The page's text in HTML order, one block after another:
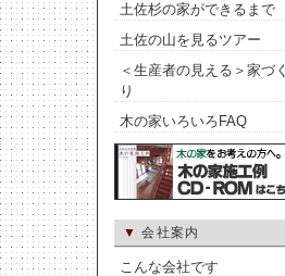
土佐杉の家ができるまで
土佐の山を見るツアー
＜生産者の見える＞家づく
り
木の家いろいろFAQ
▼ 会社案内
こんな会社です